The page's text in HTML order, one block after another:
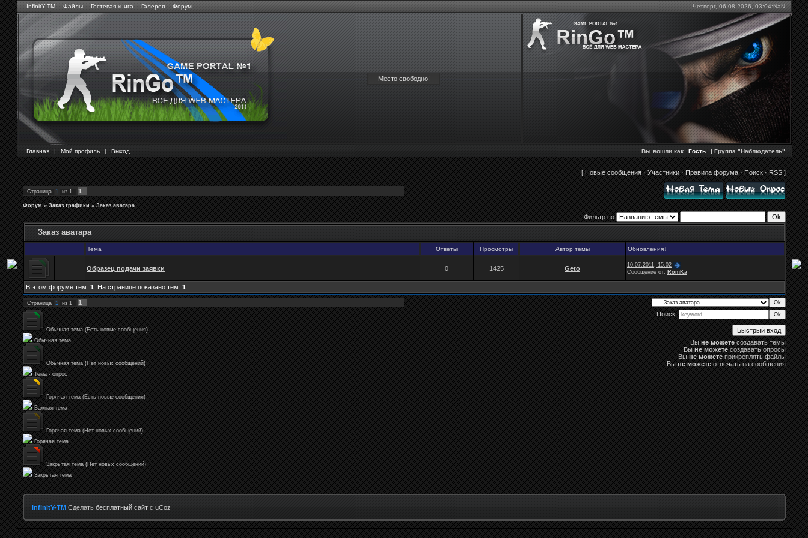
InfinitY-TM Файлы Гостевая книга Галерея Форум Четверг, 06.08.2026, 03:04:NaN
Место свободно!
Главная | Мой профиль | Выход Вы вошли как Гость | Группа "Наблюдатель"
[Новые сообщения·Участники·Правила форума·Поиск·RSS]
Страница 1 из 1 1
Форум » Заказ графики » Заказ аватара
Фильтр по:
Заказ аватара
Тема Ответы Просмотры Автор темы Обновления↓
Образец подачи заявки 0 1425 Geto
10.07.2011, 15:02
Сообщение от: RomKa
В этом форуме тем: 1 . На странице показано тем: 1
Страница 1 из 1 1
Обычная тема (Есть новые сообщения)
Обычная тема
Обычная тема (Нет новых сообщений)
Тема - опрос
Горячая тема (Есть новые сообщения)
Важная тема
Горячая тема (Нет новых сообщений)
Горячая тема
Закрытая тема (Нет новых сообщений)
Закрытая тема
Поиск:
Выне можетесоздавать темы
Выне можетесоздавать опросы
Выне можетеприкреплять файлы
Выне можетеотвечать на сообщения
InfinitY-TM Сделать бесплатный сайт с uCoz